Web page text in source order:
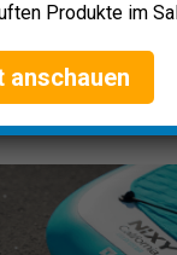
Online-Shops und
Produkte im
anschauen